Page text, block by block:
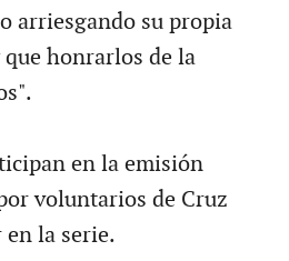
arriesgando su propia
honrarlos de la
en la emisión
voluntarios de Cruz
la serie.